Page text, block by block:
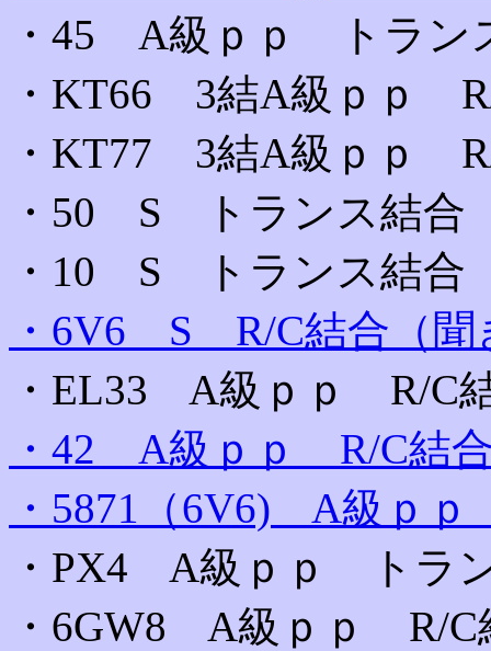
・45 A級ｐｐ トラン
・KT66 3結A級ｐｐ
・KT77 3結A級ｐｐ
・50 S トランス結合
・10 S トランス結合
・6V6 S R/C結合（
・EL33 A級ｐｐ R/C
・42 A級ｐｐ R/C結
・5871（6V6) A級ｐ
・PX4 A級ｐｐ トラ
・6GW8 A級ｐｐ R/C